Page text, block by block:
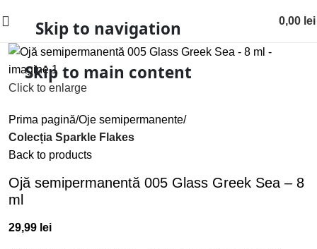
Skip to navigation
Skip to main content
0,00 lei
Click to enlarge
Prima pagină Oje semipermanente
Colecția Sparkle Flakes
Back to products
Ojă semipermanentă 005 Glass Greek Sea – 8
ml
29,99 lei